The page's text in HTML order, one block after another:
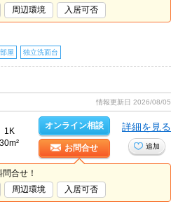
周辺環境 入居可否
屋 独立洗面台
情報更新日 2026/08/05
1K
30m²
オンライン相談
お問合せ
詳細を見る
追加
合せ！
周辺環境 入居可否